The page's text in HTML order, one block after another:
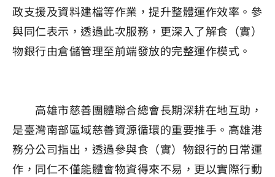
政支援及資料建檔等作業，提升整體運作效率。參
與同仁表示，透過此次服務，更深入了解食（實）
物銀行由倉儲管理至前端發放的完整運作模式。
高雄市慈善團體聯合總會長期深耕在地互助，
是臺灣南部區域慈善資源循環的重要推手。高雄港
務分公司指出，透過參與食（實）物銀行的日常運
作，同仁不僅能體會物資得來不易，更以實際行動